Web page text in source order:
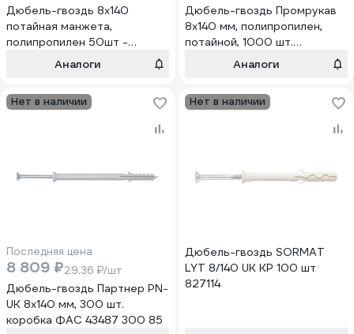
Дюбель-гвоздь 8х140
потайная манжета,
полипропилен 50шт -
коробка Tech-Krep SM-L
Аналоги
Дюбель-гвоздь Промрукав
8x140 мм, полипропилен,
потайной, 1000 шт.
PR08.10180Аналоги
Нет в наличии
Последняя цена
8 809 ₽29.36 ₽/шт
Дюбель-гвоздь Партнер PN-
UK 8x140 мм, 300 шт.
коробка ФАС 43487 300 85
Нет в наличии
Дюбель-гвоздь SORMAT
LYT 8/140 UK KP 100 шт
827114